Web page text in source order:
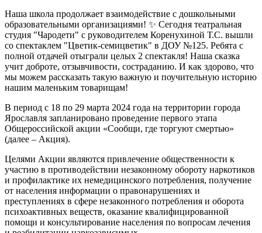
Наша школа продолжает взаимодействие с дошкольными
образовательными организациями! ✨️ Сегодня театральная
студия "Чародети" с руководителем Коренухиной Т.С. вышли
со спектаклем "Цветик-семицветик" в ДОУ №125. Ребята с
полной отдачей отыграли целых 2 спектакля! Наша сказка
учит доброте, отзывчивости, состраданию. И как здорово, что
мы можем рассказать такую важную и поучительную историю
нашим маленьким товарищам!
В период с 18 по 29 марта 2024 года на территории города
Ярославля запланировано проведение первого этапа
Общероссийской акции «Сообщи, где торгуют смертью»
(далее – Акция).
Целями Акции являются привлечение общественности к
участию в противодействии незаконному обороту наркотиков
и профилактике их немедицинского потребления, получение
от населения информации о правонарушениях и
преступлениях в сфере незаконного потребления и оборота
психоактивных веществ, оказание квалифицированной
помощи и консультирование населения по вопросам лечения